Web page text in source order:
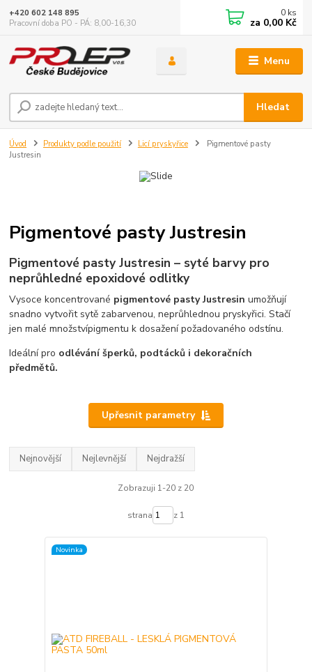
Menu
Hledat
+420 602 148 895
Pracovní doba PO - PÁ: 8,00-16,30
0 ks
za 0,00 Kč
Úvod Produkty podle použití Licí pryskyřice
Pigmentové pasty
Justresin
Pigmentové pasty Justresin
Pigmentové pasty Justresin – syté barvy pro
neprůhledné epoxidové odlitky
Vysoce koncentrované pigmentové pasty Justresin umožňují
snadno vytvořit sytě zabarvenou, neprůhlednou pryskyřici. Stačí
jen malé množstvípigmentu k dosažení požadovaného odstínu.
Ideální pro odlévání šperků, podtácků i dekoračních
předmětů.
Upřesnit parametry
Nejnovější Nejlevnější Nejdražší
Zobrazuji 1-20 z 20
strana z 1
Novinka